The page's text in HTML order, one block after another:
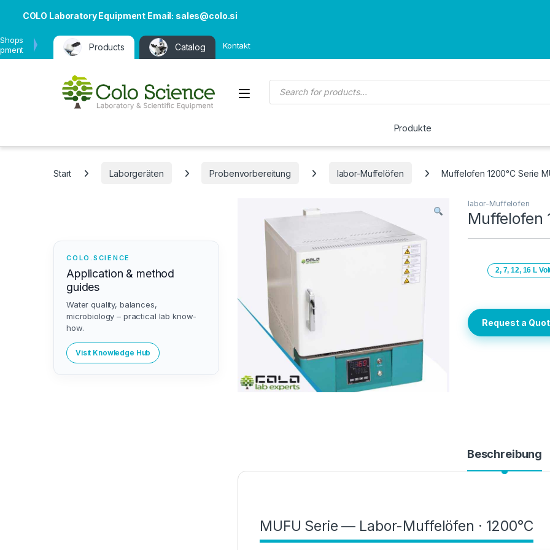
COLO Laboratory Equipment Email: sales@colo.si
Products Catalog Kontakt
Open
Products search
Produkte
Start Laborgeräten Probenvorbereitung labor-Muffelöfen Muffelofen 1200°C Serie
labor-Muffelöfen
Muffelofen
2, 7, 12, 16 L
Request a
Beschreibung
MUFU Serie — Labor-Muffelöfen · 1200°C
COLO.SCIENCE
Application & method
guides
Water quality, balances,
microbiology – practical lab know-
how.
Visit Knowledge Hub